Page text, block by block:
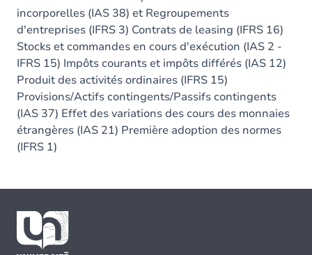
incorporelles (IAS 38) et Regroupements
d'entreprises (IFRS 3) Contrats de leasing (IFRS 16)
Stocks et commandes en cours d'exécution (IAS 2 -
IFRS 15) Impôts courants et impôts différés (IAS 12)
Produit des activités ordinaires (IFRS 15)
Provisions/Actifs contingents/Passifs contingents
(IAS 37) Effet des variations des cours des monnaies
étrangères (IAS 21) Première adoption des normes
(IFRS 1)